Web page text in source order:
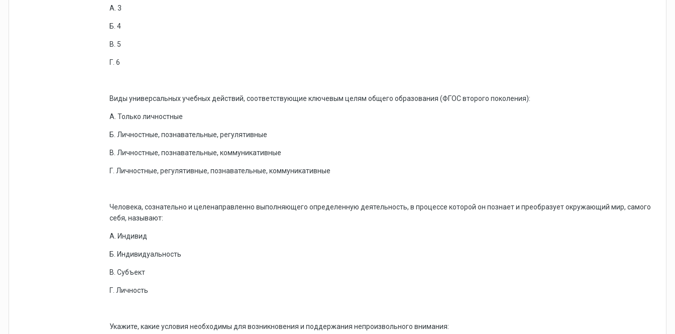
А. 3
Б. 4
В. 5
Г. 6
Виды универсальных учебных действий, соответствующие ключевым целям общего образования (ФГОС второго поколения):
А. Только личностные
Б. Личностные, познавательные, регулятивные
В. Личностные, познавательные, коммуникативные
Г. Личностные, регулятивные, познавательные, коммуникативные
Человека, сознательно и целенаправленно выполняющего определенную деятельность, в процессе которой он познает и преобразует окружающий мир, самого
себя, называют:
А. Индивид
Б. Индивидуальность
В. Субъект
Г. Личность
Укажите, какие условия необходимы для возникновения и поддержания непроизвольного внимания: